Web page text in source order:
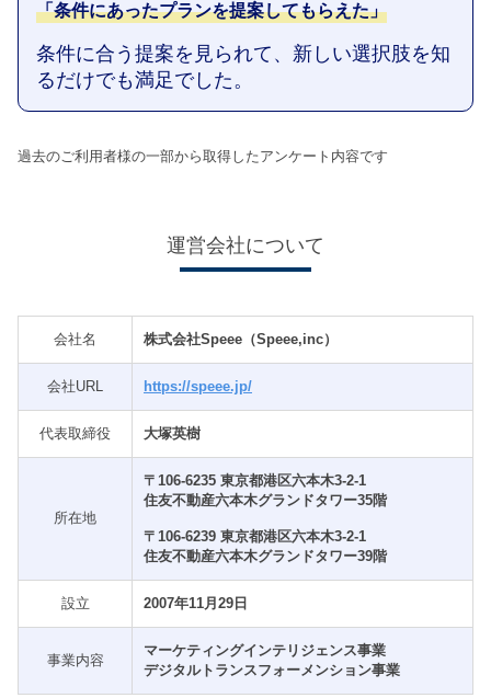
「条件にあったプランを提案してもらえた」
条件に合う提案を見られて、新しい選択肢を知
るだけでも満足でした。
過去のご利用者様の一部から取得したアンケート内容です
運営会社について
会社名 株式会社Speee（Speee,inc）
会社URL https://speee.jp/
代表取締役 大塚英樹
所在地
〒106-6235 東京都港区六本木3-2-1
住友不動産六本木グランドタワー35階
〒106-6239 東京都港区六本木3-2-1
住友不動産六本木グランドタワー39階
設立 2007年11月29日
事業内容
マーケティングインテリジェンス事業
デジタルトランスフォーメンション事業